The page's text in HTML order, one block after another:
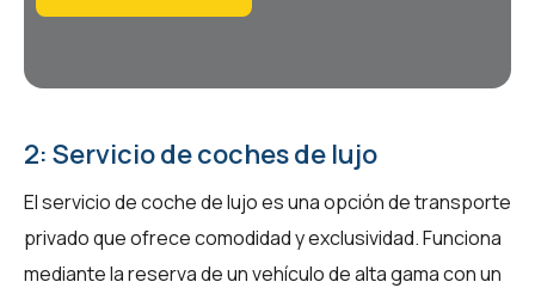
2: Servicio de coches de lujo
El servicio de coche de lujo es una opción de transporte
privado que ofrece comodidad y exclusividad. Funciona
mediante la reserva de un vehículo de alta gama con un